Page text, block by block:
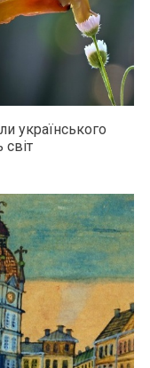
українського